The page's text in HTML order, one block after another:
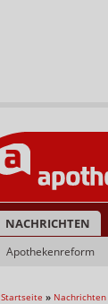
NACHRICHTEN
Apothekenreform
Startseite » Nachrichten